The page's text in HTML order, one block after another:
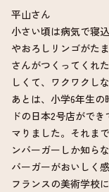
平山さん
小さい頃は病気で寝
やおろしリンゴがた
さんがつくってくれ
しくて、ワクワクし
あとは、小学6年生
ドの日本2号店がで
マりました。それま
ンバーガーしか知ら
バーガーがおいしく
フランスの美術学校